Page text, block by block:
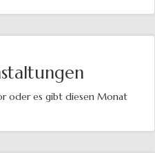
oder es gibt diesen Monat